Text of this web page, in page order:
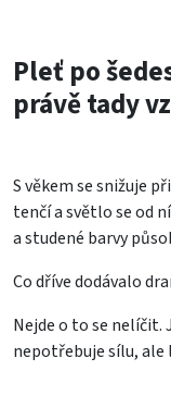
Pleť po
právě tady
S věkem se snižuje
tenčí a světlo se od
a studené barvy
Co dříve dodávalo
Nejde o to se nelíčit.
nepotřebuje sílu, ale